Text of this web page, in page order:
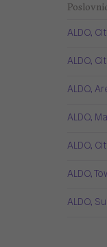
ALDO,
ALDO,
ALDO,
ALDO,
ALDO,
ALDO,
ALDO,